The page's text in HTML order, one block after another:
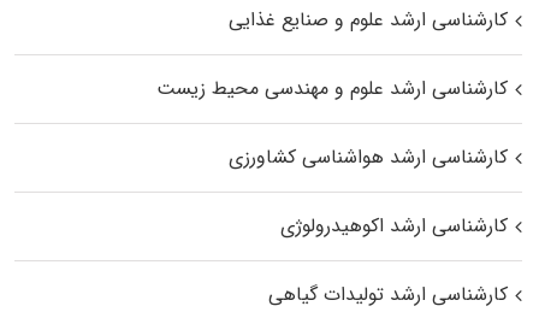
کارشناسی ارشد علوم و صنایع غذایی
کارشناسی ارشد علوم و مهندسی محیط زیست
کارشناسی ارشد هواشناسی کشاورزی
کارشناسی ارشد اکوهیدرولوژی
کارشناسی ارشد تولیدات گیاهی